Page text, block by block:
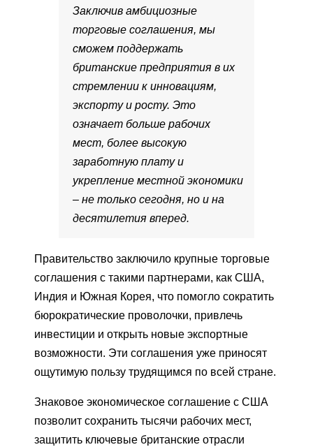
Заключив амбициозные
торговые соглашения, мы
сможем поддержать
британские предприятия в их
стремлении к инновациям,
экспорту и росту. Это
означает больше рабочих
мест, более высокую
заработную плату и
укрепление местной экономики
– не только сегодня, но и на
десятилетия вперед.
Правительство заключило крупные торговые
соглашения с такими партнерами, как США,
Индия и Южная Корея, что помогло сократить
бюрократические проволочки, привлечь
инвестиции и открыть новые экспортные
возможности. Эти соглашения уже приносят
ощутимую пользу трудящимся по всей стране.
Знаковое экономическое соглашение с США
позволит сохранить тысячи рабочих мест,
защитить ключевые британские отрасли